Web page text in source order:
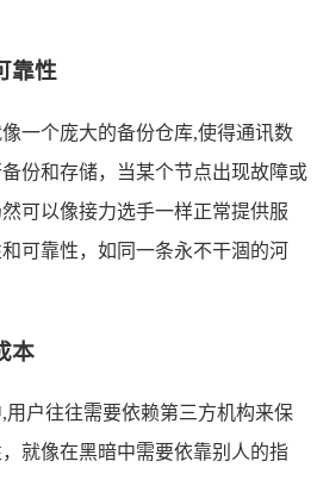
靠性
一个庞大的备份仓库,使得通讯数
份和存储，当某个节点出现故障或
可以像接力选手一样正常提供服
可靠性，如同一条永不干涸的河
本
用户往往需要依赖第三方机构来保
就像在黑暗中需要依靠别人的指